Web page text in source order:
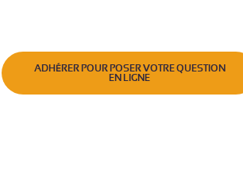
ADHÉRER POUR POSER VOTRE QUESTION
EN LIGNE